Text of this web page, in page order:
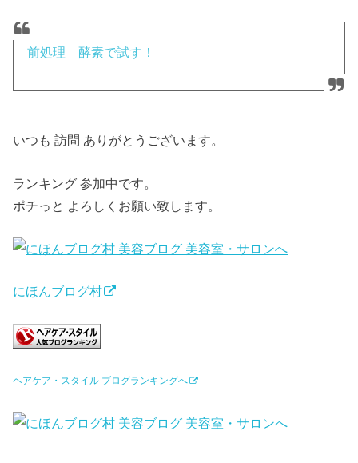
前処理 酵素で試す！
いつも 訪問 ありがとうございます。
ランキング 参加中です。
ポチっと よろしくお願い致します。
にほんブログ村
ヘアケア・スタイル ブログランキングへ